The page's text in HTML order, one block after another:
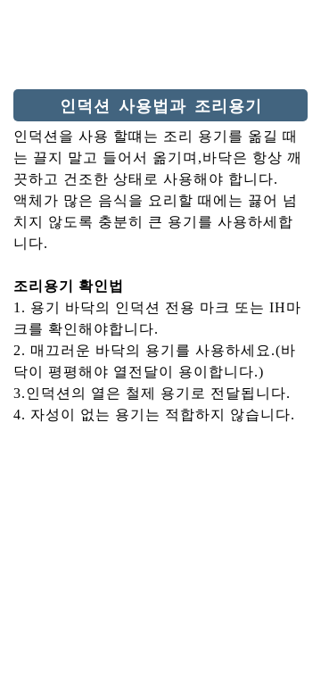
인덕션 사용법과 조리용기
인덕션을 사용 할떄는 조리 용기를 옮길 때
는 끌지 말고 들어서 옮기며,바닥은 항상 깨
끗하고 건조한 상태로 사용해야 합니다.
액체가 많은 음식을 요리할 때에는 끓어 넘
치지 않도록 충분히 큰 용기를 사용하세합
니다.
조리용기 확인법
1. 용기 바닥의 인덕션 전용 마크 또는 IH마
크를 확인해야합니다.
2. 매끄러운 바닥의 용기를 사용하세요.(바
닥이 평평해야 열전달이 용이합니다.)
3.인덕션의 열은 철제 용기로 전달됩니다.
4. 자성이 없는 용기는 적합하지 않습니다.